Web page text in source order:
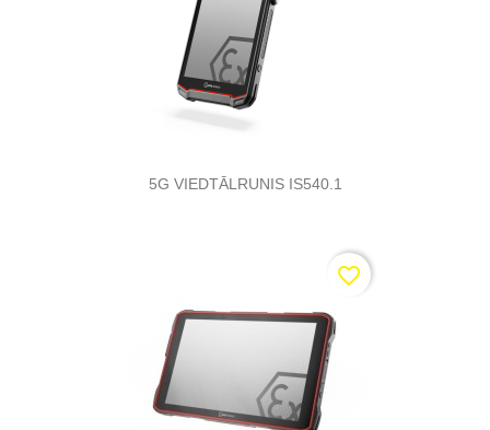
5G VIEDTĀLRUNIS IS540.1
favorite_border